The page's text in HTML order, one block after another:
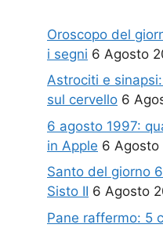
Oroscopo del
i segni 6 Agosto
Astrociti e
sul cervello 6
6 agosto 1997:
in Apple 6 Agosto
Santo del giorno
Sisto II 6 Agosto
Pane raffermo: 5